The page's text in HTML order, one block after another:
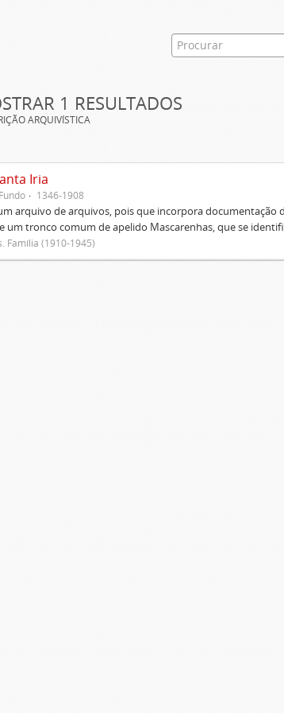
1 RESULTADOS
ARQUIVÍSTICA
Iria
Fundo 1346-1908
arquivo de arquivos, pois que incorpora documentação
um tronco comum de apelido Mascarenhas, que se
Família (1910-1945)